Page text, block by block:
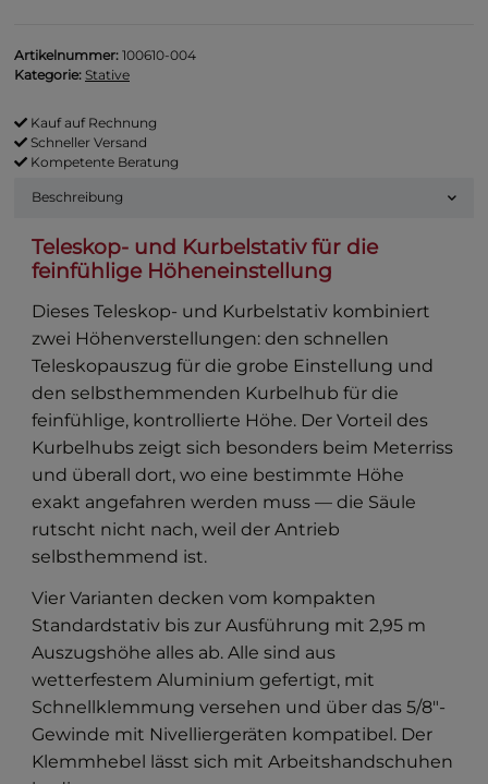
Artikelnummer: 100610-004
Kategorie: Stative
Kauf auf Rechnung
Schneller Versand
Kompetente Beratung
Beschreibung
Teleskop- und Kurbelstativ für die
feinfühlige Höheneinstellung
Dieses Teleskop- und Kurbelstativ kombiniert
zwei Höhenverstellungen: den schnellen
Teleskopauszug für die grobe Einstellung und
den selbsthemmenden Kurbelhub für die
feinfühlige, kontrollierte Höhe. Der Vorteil des
Kurbelhubs zeigt sich besonders beim Meterriss
und überall dort, wo eine bestimmte Höhe
exakt angefahren werden muss — die Säule
rutscht nicht nach, weil der Antrieb
selbsthemmend ist.
Vier Varianten decken vom kompakten
Standardstativ bis zur Ausführung mit 2,95 m
Auszugshöhe alles ab. Alle sind aus
wetterfestem Aluminium gefertigt, mit
Schnellklemmung versehen und über das 5/8″-
Gewinde mit Nivelliergeräten kompatibel. Der
Klemmhebel lässt sich mit Arbeitshandschuhen